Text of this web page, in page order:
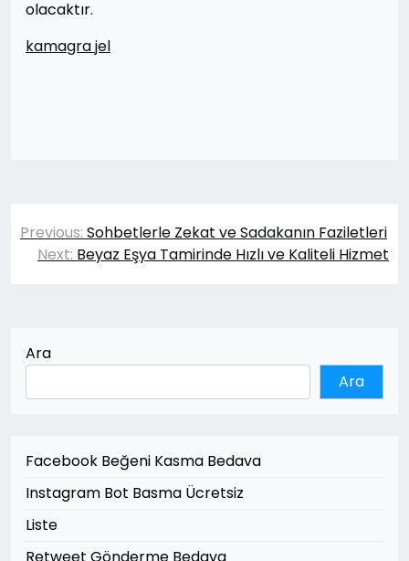
olacaktır.
kamagra jel
Yazı
gezinmesi
Previous: Sohbetlerle Zekat ve Sadakanın Faziletleri
Next: Beyaz Eşya Tamirinde Hızlı ve Kaliteli Hizmet
Ara
Ara
Facebook Beğeni Kasma Bedava
Instagram Bot Basma Ücretsiz
Liste